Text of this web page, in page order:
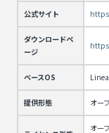
公式サイト
ダウンロードペ
ージ
ベースOS
提供形態 オー
オー